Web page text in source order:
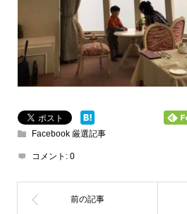
Facebook 厳選記事
コメント: 0